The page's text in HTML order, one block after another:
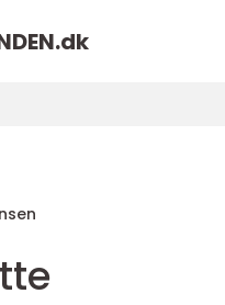
dk